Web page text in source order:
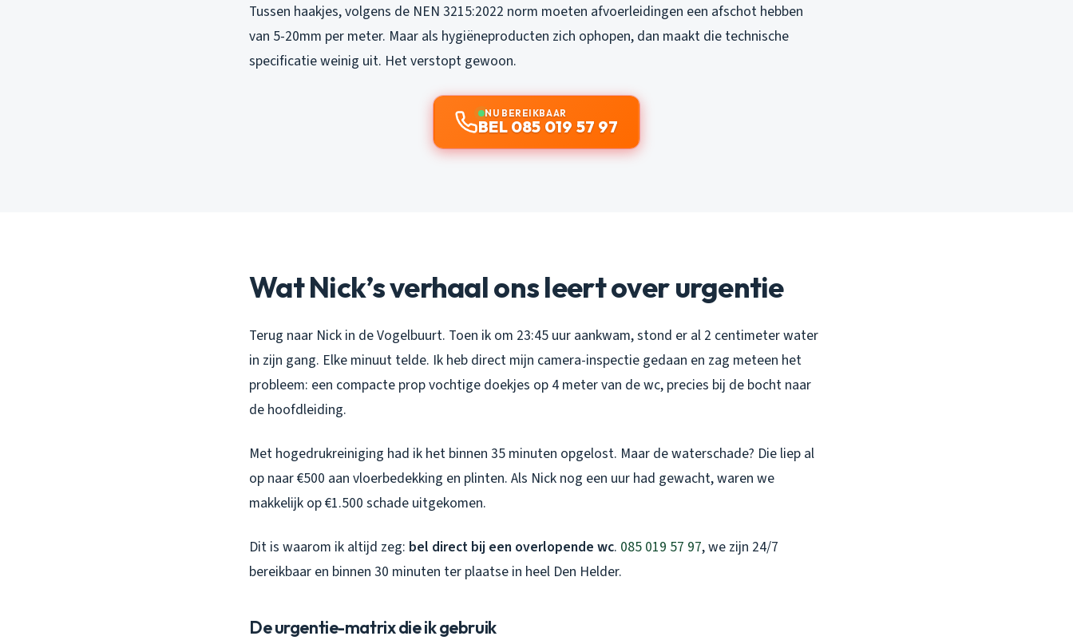
Tussen haakjes, volgens de NEN 3215:2022 norm moeten afvoerleidingen een afschot hebben
van 5-20mm per meter. Maar als hygiëneproducten zich ophopen, dan maakt die technische
specificatie weinig uit. Het verstopt gewoon.
NU BEREIKBAAR
BEL 085 019 57 97
Wat Nick’s verhaal ons leert over urgentie
Terug naar Nick in de Vogelbuurt. Toen ik om 23:45 uur aankwam, stond er al 2 centimeter water
in zijn gang. Elke minuut telde. Ik heb direct mijn camera-inspectie gedaan en zag meteen het
probleem: een compacte prop vochtige doekjes op 4 meter van de wc, precies bij de bocht naar
de hoofdleiding.
Met hogedrukreiniging had ik het binnen 35 minuten opgelost. Maar de waterschade? Die liep al
op naar €500 aan vloerbedekking en plinten. Als Nick nog een uur had gewacht, waren we
makkelijk op €1.500 schade uitgekomen.
Dit is waarom ik altijd zeg: bel direct bij een overlopende wc. 085 019 57 97, we zijn 24/7
bereikbaar en binnen 30 minuten ter plaatse in heel Den Helder.
De urgentie-matrix die ik gebruik